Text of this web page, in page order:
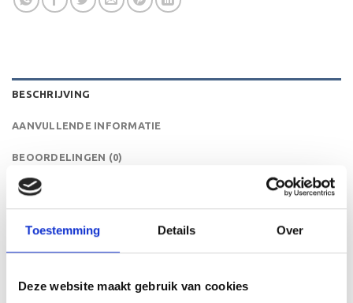
Toestemming Details Over
Deze website maakt gebruik van cookies
BESCHRIJVING
AANVULLENDE INFORMATIE
BEOORDELINGEN (0)
Deze serie bekers is leverbaar in maarliefst 12 maten! De
ieder (sport)toernooi, businessevenement of als een leuk
cadeau om uit te reiken. We kunnen de beker
aan te brengen. We graveren de tekst gecentreerd op een